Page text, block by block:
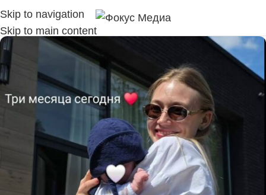
Skip to navigation
Skip to main content